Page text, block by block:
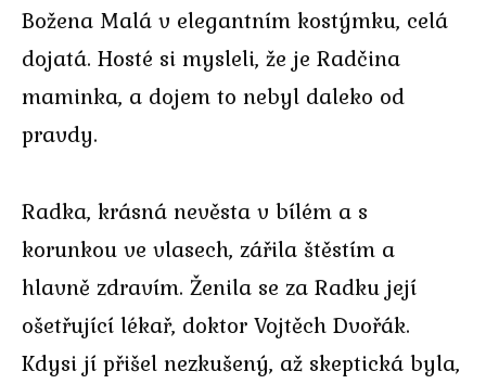
Božena Malá v elegantním kostýmku, celá
dojatá. Hosté si mysleli, že je Radčina
maminka, a dojem to nebyl daleko od
pravdy.
Radka, krásná nevěsta v bílém a s
korunkou ve vlasech, zářila štěstím a
hlavně zdravím. Ženila se za Radku její
ošetřující lékař, doktor Vojtěch Dvořák.
Kdysi jí přišel nezkušený, až skeptická byla,